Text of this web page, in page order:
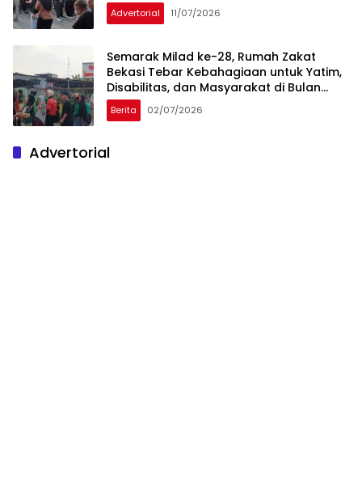
Advertorial 11/07/2026
Semarak Milad ke-28, Rumah Zakat
Bekasi Tebar Kebahagiaan untuk Yatim,
Disabilitas, dan Masyarakat di Bulan
Muharram
Berita 02/07/2026
Advertorial